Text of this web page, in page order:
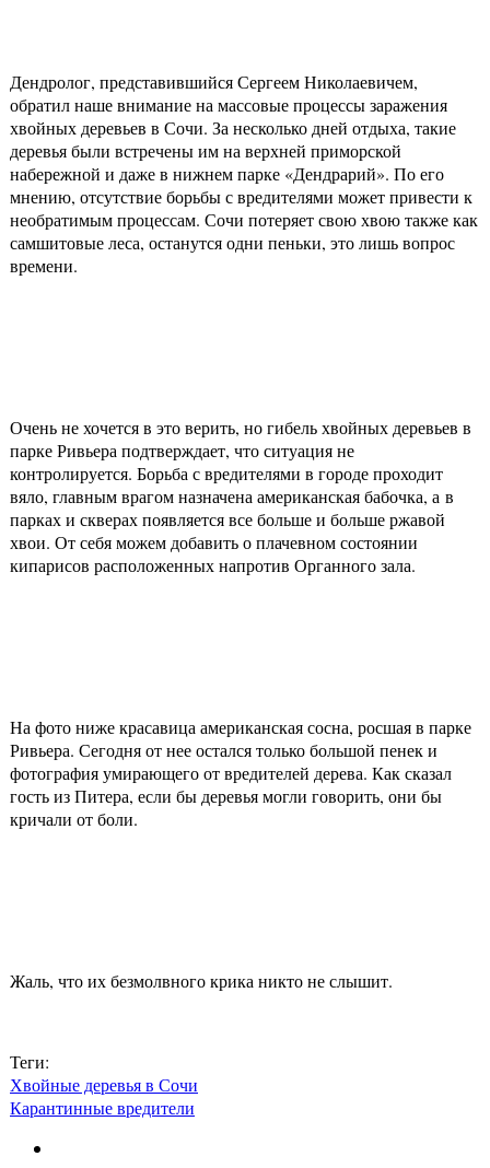
Дендролог, представившийся Сергеем Николаевичем,
обратил наше внимание на массовые процессы заражения
хвойных деревьев в Сочи. За несколько дней отдыха, такие
деревья были встречены им на верхней приморской
набережной и даже в нижнем парке «Дендрарий». По его
мнению, отсутствие борьбы с вредителями может привести к
необратимым процессам. Сочи потеряет свою хвою также как
самшитовые леса, останутся одни пеньки, это лишь вопрос
времени.
Очень не хочется в это верить, но гибель хвойных деревьев в
парке Ривьера подтверждает, что ситуация не
контролируется. Борьба с вредителями в городе проходит
вяло, главным врагом назначена американская бабочка, а в
парках и скверах появляется все больше и больше ржавой
хвои. От себя можем добавить о плачевном состоянии
кипарисов расположенных напротив Органного зала.
На фото ниже красавица американская сосна, росшая в парке
Ривьера. Сегодня от нее остался только большой пенек и
фотография умирающего от вредителей дерева. Как сказал
гость из Питера, если бы деревья могли говорить, они бы
кричали от боли.
Жаль, что их безмолвного крика никто не слышит.
Теги:
Хвойные деревья в Сочи
Карантинные вредители